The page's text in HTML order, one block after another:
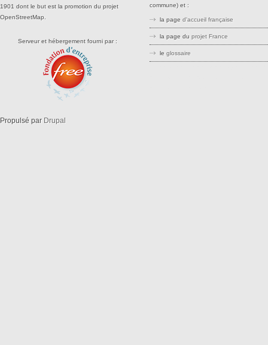
1901 dont le but est la promotion du projet
OpenStreetMap.
Serveur et hébergement fourni par :
Propulsé par Drupal
commune) et :
la page d'accueil française
la page du projet France
le glossaire